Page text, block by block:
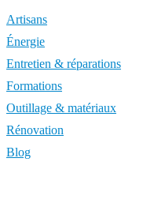
Artisans
Énergie
Entretien & réparations
Formations
Outillage & matériaux
Rénovation
Blog